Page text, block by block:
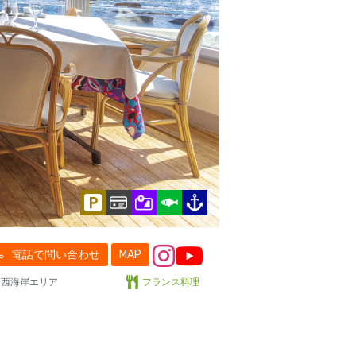
電話で問い合わせ MAP
西海岸エリア フランス料理